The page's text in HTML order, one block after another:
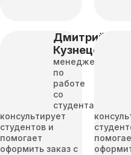
Дмитрий
Кузнецов
менеджер
по
работе
со
студентами
консультирует
студентов и
помогает
оформить заказ с